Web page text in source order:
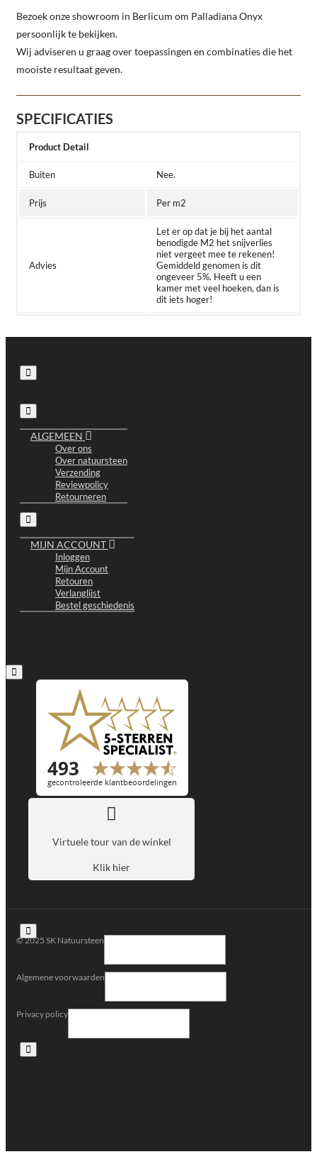
Bezoek onze showroom in Berlicum om Palladiana Onyx
persoonlijk te bekijken.
Wij adviseren u graag over toepassingen en combinaties die het
mooiste resultaat geven.
SPECIFICATIES
Product Detail
Buiten Nee.
Prijs Per m2
Advies
Let er op dat je bij het aantal
benodigde M2 het snijverlies
niet vergeet mee te rekenen!
Gemiddeld genomen is dit
ongeveer 5%. Heeft u een
kamer met veel hoeken, dan is
dit iets hoger!
ALGEMEEN
Over ons
Over natuursteen
Verzending
Reviewpolicy
Retourneren
MIJN ACCOUNT
Inloggen
Mijn Account
Retouren
Verlanglijst
Bestel geschiedenis
Virtuele tour van de winkel
Klik hier
© 2025 SK Natuursteen
Algemene voorwaarden
Privacy policy